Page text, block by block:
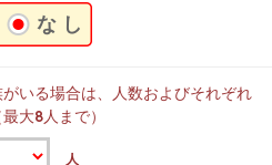
な し
いる場合は、人数およびそれぞれ
大8人まで）
人